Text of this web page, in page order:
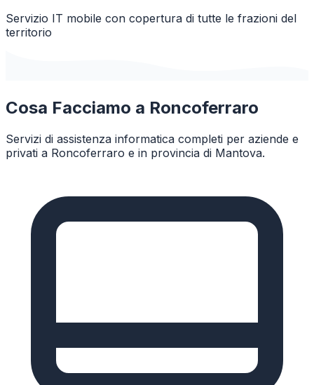
Servizio IT mobile con copertura di tutte le frazioni del
territorio
Cosa Facciamo a Roncoferraro
Servizi di assistenza informatica completi per aziende e
privati a Roncoferraro e in provincia di Mantova.